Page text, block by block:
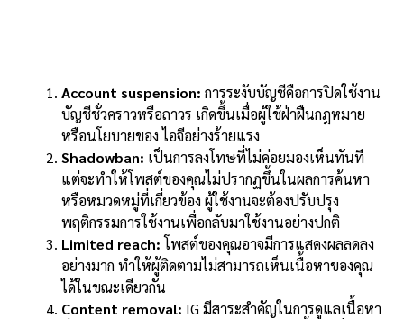
Account suspension: การระงับบัญชีคือการปิดใช้งาน
บัญชีชั่วคราวหรือถาวร เกิดขึ้นเมื่อผู้ใช้ฝ่าฝืนกฎหมาย
หรือนโยบายของ ไอจีอย่างร้ายแรง
Shadowban: เป็นการลงโทษที่ไม่ค่อยมองเห็นทันที
แต่จะทำให้โพสต์ของคุณไม่ปรากฏขึ้นในผลการค้นหา
หรือหมวดหมู่ที่เกี่ยวข้อง ผู้ใช้งานจะต้องปรับปรุง
พฤติกรรมการใช้งานเพื่อกลับมาใช้งานอย่างปกติ
Limited reach:โพสต์ของคุณอาจมีการแสดงผลลดลง
อย่างมาก ทำให้ผู้ติดตามไม่สามารถเห็นเนื้อหาของคุณ
ได้ในขณะเดียวกัน
Content removal: IG มีสาระสำคัญในการดูแลเนื้อหา